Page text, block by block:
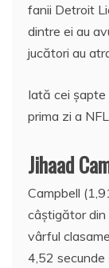
fanii Detroit
dintre ei au
jucători au
Iată cei șapte
prima zi a
Jihaad
Campbell
câștigător din
vârful
4,52 secunde